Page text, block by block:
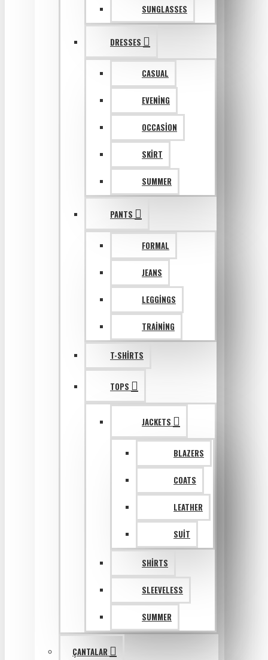
SUNGLASSES
DRESSES
CASUAL
EVENING
OCCASION
SKIRT
SUMMER
PANTS
FORMAL
JEANS
LEGGINGS
TRAINING
T-SHIRTS
TOPS
JACKETS
BLAZERS
COATS
LEATHER
SUIT
SHIRTS
SLEEVELESS
SUMMER
ÇANTALAR